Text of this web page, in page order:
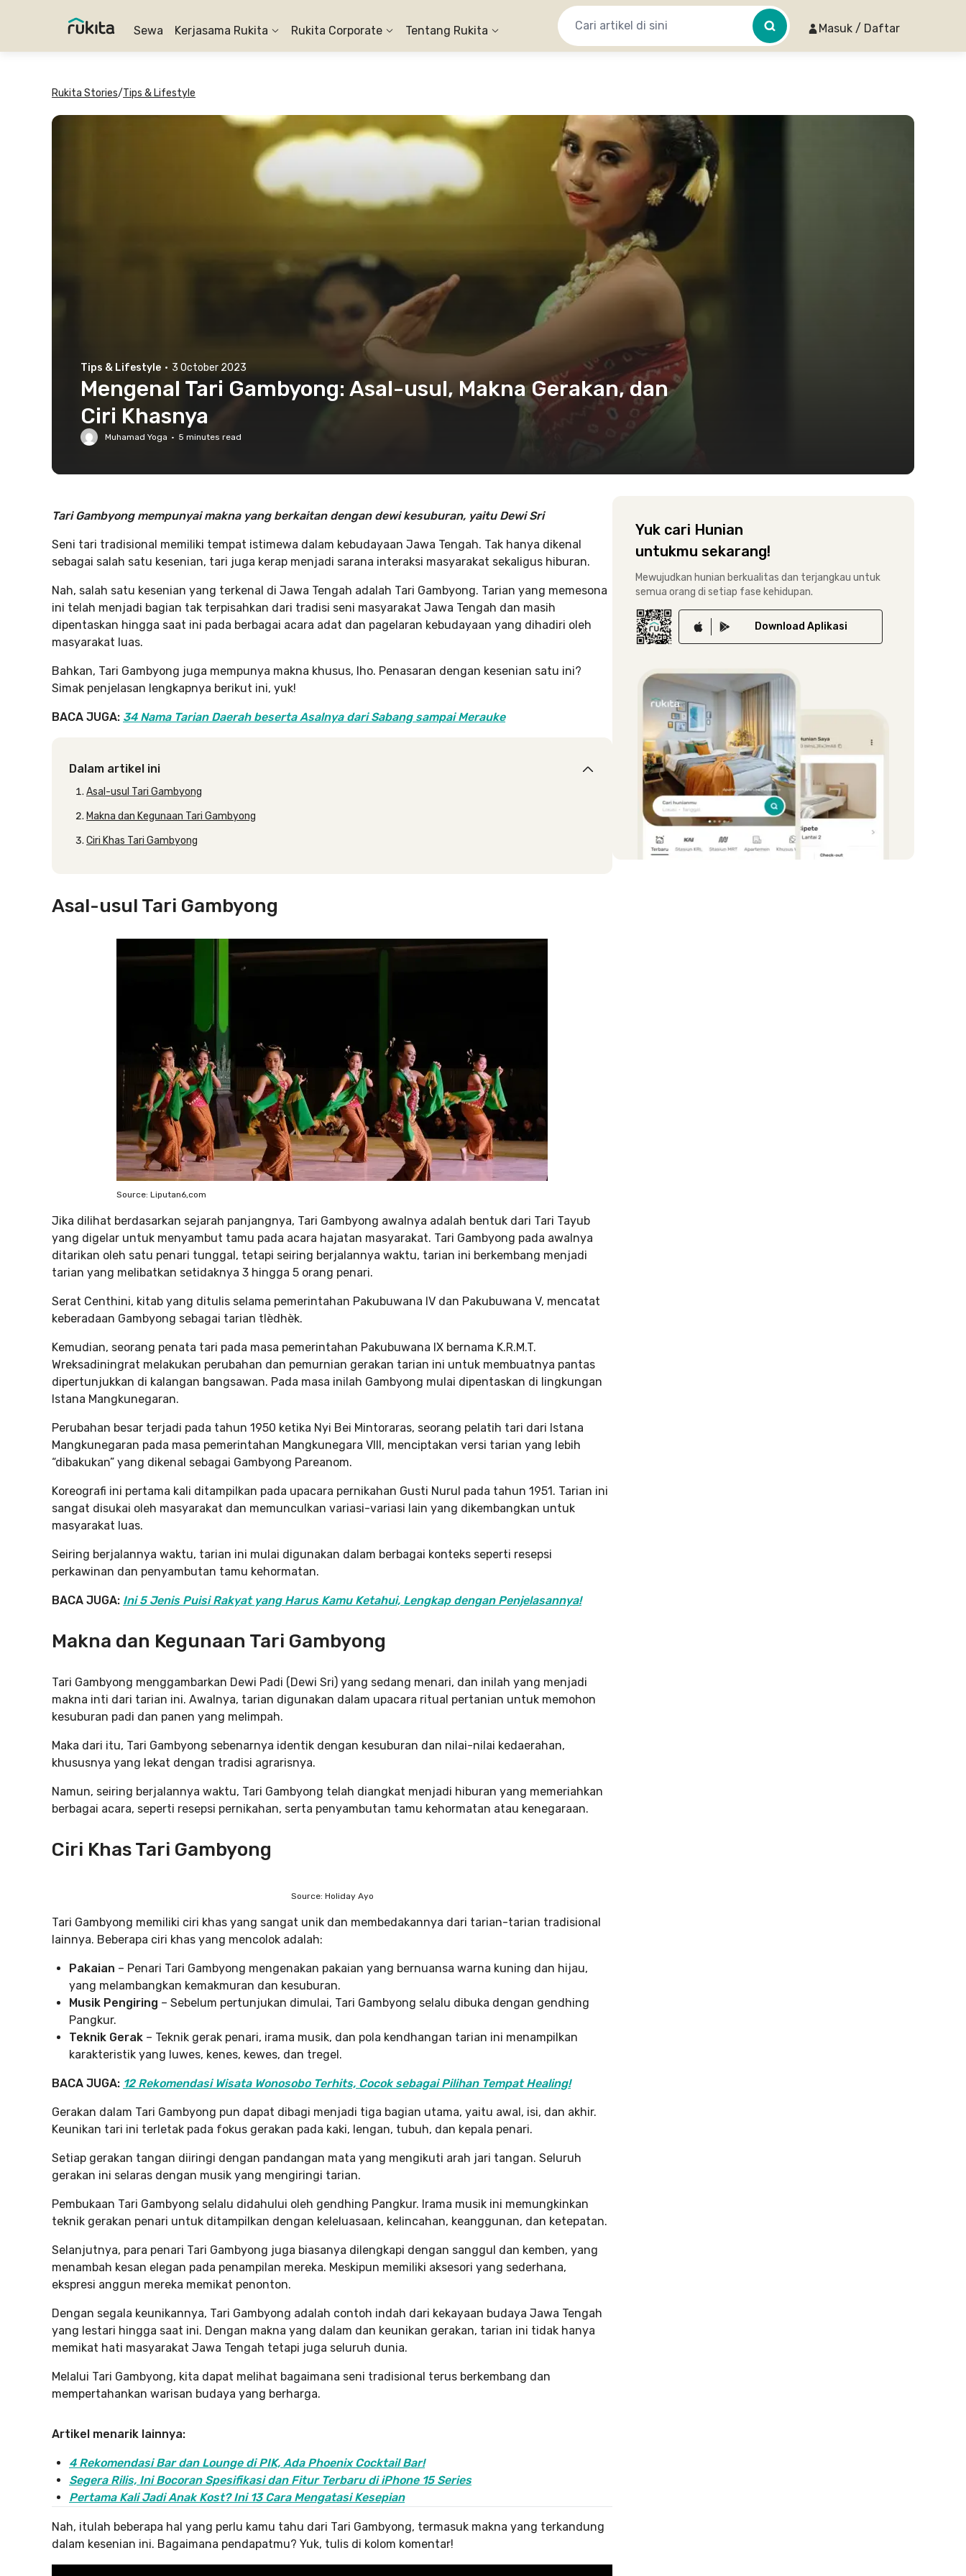
Sewa Kerjasama Rukita Rukita Corporate Tentang Rukita Masuk / Daftar
Rukita Stories/Tips & Lifestyle
Tips & Lifestyle · 3 October 2023
Mengenal Tari Gambyong: Asal-usul, Makna Gerakan, dan
Ciri Khasnya
Muhamad Yoga · 5 minutes read
Tari Gambyong mempunyai makna yang berkaitan dengan dewi kesuburan, yaitu Dewi Sri
Seni tari tradisional memiliki tempat istimewa dalam kebudayaan Jawa Tengah. Tak hanya dikenal
sebagai salah satu kesenian, tari juga kerap menjadi sarana interaksi masyarakat sekaligus hiburan.
Nah, salah satu kesenian yang terkenal di Jawa Tengah adalah Tari Gambyong. Tarian yang memesona
ini telah menjadi bagian tak terpisahkan dari tradisi seni masyarakat Jawa Tengah dan masih
dipentaskan hingga saat ini pada berbagai acara adat dan pagelaran kebudayaan yang dihadiri oleh
masyarakat luas.
Bahkan, Tari Gambyong juga mempunya makna khusus, lho. Penasaran dengan kesenian satu ini?
Simak penjelasan lengkapnya berikut ini, yuk!
BACA JUGA: 34 Nama Tarian Daerah beserta Asalnya dari Sabang sampai Merauke
Dalam artikel ini
Asal-usul Tari Gambyong
Makna dan Kegunaan Tari Gambyong
Ciri Khas Tari Gambyong
Asal-usul Tari Gambyong
Source: Liputan6,com
Jika dilihat berdasarkan sejarah panjangnya, Tari Gambyong awalnya adalah bentuk dari Tari Tayub
yang digelar untuk menyambut tamu pada acara hajatan masyarakat. Tari Gambyong pada awalnya
ditarikan oleh satu penari tunggal, tetapi seiring berjalannya waktu, tarian ini berkembang menjadi
tarian yang melibatkan setidaknya 3 hingga 5 orang penari.
Serat Centhini, kitab yang ditulis selama pemerintahan Pakubuwana IV dan Pakubuwana V, mencatat
keberadaan Gambyong sebagai tarian tlèdhèk.
Kemudian, seorang penata tari pada masa pemerintahan Pakubuwana IX bernama K.R.M.T.
Wreksadiningrat melakukan perubahan dan pemurnian gerakan tarian ini untuk membuatnya pantas
dipertunjukkan di kalangan bangsawan. Pada masa inilah Gambyong mulai dipentaskan di lingkungan
Istana Mangkunegaran.
Perubahan besar terjadi pada tahun 1950 ketika Nyi Bei Mintoraras, seorang pelatih tari dari Istana
Mangkunegaran pada masa pemerintahan Mangkunegara VIII, menciptakan versi tarian yang lebih
“dibakukan” yang dikenal sebagai Gambyong Pareanom.
Koreografi ini pertama kali ditampilkan pada upacara pernikahan Gusti Nurul pada tahun 1951. Tarian ini
sangat disukai oleh masyarakat dan memunculkan variasi-variasi lain yang dikembangkan untuk
masyarakat luas.
Seiring berjalannya waktu, tarian ini mulai digunakan dalam berbagai konteks seperti resepsi
perkawinan dan penyambutan tamu kehormatan.
BACA JUGA: Ini 5 Jenis Puisi Rakyat yang Harus Kamu Ketahui, Lengkap dengan Penjelasannya!
Makna dan Kegunaan Tari Gambyong
Tari Gambyong menggambarkan Dewi Padi (Dewi Sri) yang sedang menari, dan inilah yang menjadi
makna inti dari tarian ini. Awalnya, tarian digunakan dalam upacara ritual pertanian untuk memohon
kesuburan padi dan panen yang melimpah.
Maka dari itu, Tari Gambyong sebenarnya identik dengan kesuburan dan nilai-nilai kedaerahan,
khususnya yang lekat dengan tradisi agrarisnya.
Namun, seiring berjalannya waktu, Tari Gambyong telah diangkat menjadi hiburan yang memeriahkan
berbagai acara, seperti resepsi pernikahan, serta penyambutan tamu kehormatan atau kenegaraan.
Ciri Khas Tari Gambyong
Source: Holiday Ayo
Tari Gambyong memiliki ciri khas yang sangat unik dan membedakannya dari tarian-tarian tradisional
lainnya. Beberapa ciri khas yang mencolok adalah:
Pakaian – Penari Tari Gambyong mengenakan pakaian yang bernuansa warna kuning dan hijau,
yang melambangkan kemakmuran dan kesuburan.
Musik Pengiring – Sebelum pertunjukan dimulai, Tari Gambyong selalu dibuka dengan gendhing
Pangkur.
Teknik Gerak – Teknik gerak penari, irama musik, dan pola kendhangan tarian ini menampilkan
karakteristik yang luwes, kenes, kewes, dan tregel.
BACA JUGA: 12 Rekomendasi Wisata Wonosobo Terhits, Cocok sebagai Pilihan Tempat Healing!
Gerakan dalam Tari Gambyong pun dapat dibagi menjadi tiga bagian utama, yaitu awal, isi, dan akhir.
Keunikan tari ini terletak pada fokus gerakan pada kaki, lengan, tubuh, dan kepala penari.
Setiap gerakan tangan diiringi dengan pandangan mata yang mengikuti arah jari tangan. Seluruh
gerakan ini selaras dengan musik yang mengiringi tarian.
Pembukaan Tari Gambyong selalu didahului oleh gendhing Pangkur. Irama musik ini memungkinkan
teknik gerakan penari untuk ditampilkan dengan keleluasaan, kelincahan, keanggunan, dan ketepatan.
Selanjutnya, para penari Tari Gambyong juga biasanya dilengkapi dengan sanggul dan kemben, yang
menambah kesan elegan pada penampilan mereka. Meskipun memiliki aksesori yang sederhana,
ekspresi anggun mereka memikat penonton.
Dengan segala keunikannya, Tari Gambyong adalah contoh indah dari kekayaan budaya Jawa Tengah
yang lestari hingga saat ini. Dengan makna yang dalam dan keunikan gerakan, tarian ini tidak hanya
memikat hati masyarakat Jawa Tengah tetapi juga seluruh dunia.
Melalui Tari Gambyong, kita dapat melihat bagaimana seni tradisional terus berkembang dan
mempertahankan warisan budaya yang berharga.
Artikel menarik lainnya:
4 Rekomendasi Bar dan Lounge di PIK, Ada Phoenix Cocktail Bar!
Segera Rilis, Ini Bocoran Spesifikasi dan Fitur Terbaru di iPhone 15 Series
Pertama Kali Jadi Anak Kost? Ini 13 Cara Mengatasi Kesepian
Nah, itulah beberapa hal yang perlu kamu tahu dari Tari Gambyong, termasuk makna yang terkandung
dalam kesenian ini. Bagaimana pendapatmu? Yuk, tulis di kolom komentar!
Yuk cari Hunian
untukmu sekarang!
Mewujudkan hunian berkualitas dan terjangkau untuk
semua orang di setiap fase kehidupan.
Download Aplikasi